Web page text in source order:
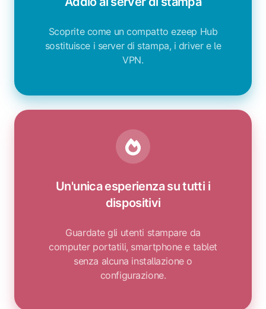
Scoprite come un compatto ezeep Hub
sostituisce i server di stampa, i driver e le
VPN.
Un'unica esperienza su tutti i
dispositivi
Guardate gli utenti stampare da
computer portatili, smartphone e tablet
senza alcuna installazione o
configurazione.